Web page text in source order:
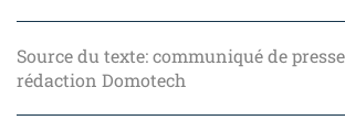
Source du texte: communiqué de
rédaction Domotech